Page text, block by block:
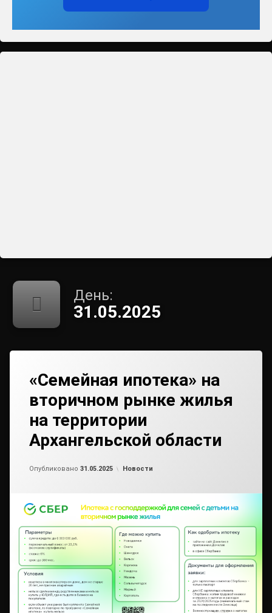
День:
31.05.2025
«Семейная ипотека» на
вторичном рынке жилья
на территории
Архангельской области
Опубликовано 31.05.2025 Рубрики:
Новости